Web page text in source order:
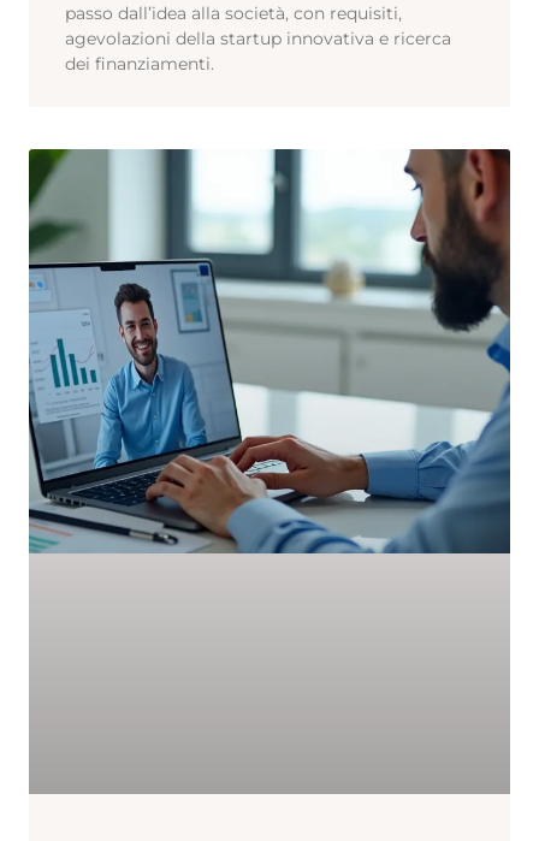
passo dall’idea alla società, con requisiti,
agevolazioni della startup innovativa e ricerca
dei finanziamenti.